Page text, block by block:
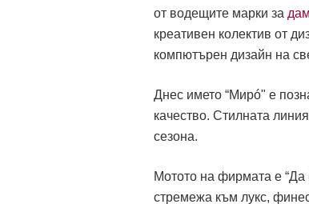
от водещите марки за
креативен колектив от
компютърен дизайн на
Днес името “Мирó" е
качество. Стилната
сезона.
Мотото на фирмата е
стремежа към лукс,